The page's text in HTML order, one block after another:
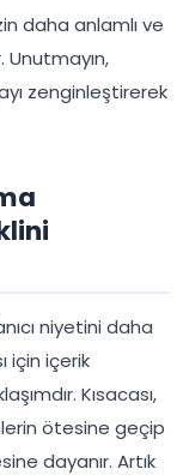
daha anlamlı ve
zenginleştirerek
niyetini daha
için içerik
Kısacası,
ötesine geçip
dayanır. Artık